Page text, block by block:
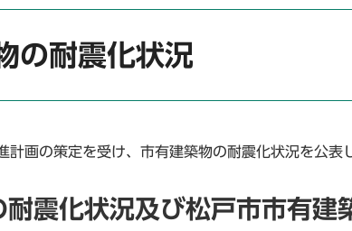
の耐震化状況
画の策定を受け、市有建築物の耐震化状況を公表
震化状況及び松戸市市有建